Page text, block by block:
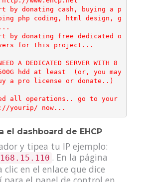
by donating cash, buying a p
php coding, html design, g
by donating free dedicated o
for this project...
A DEDICATED SERVER WITH 8
500G hdd at least  (or, you may
a pro license or donate..)
all operations.. go to your
el dashboard de EHCP
y tipea tu IP ejemplo:
. En la página
en el enlace que dice